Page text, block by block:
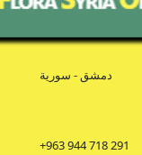
دمشق - سورية
+963 944 718 291